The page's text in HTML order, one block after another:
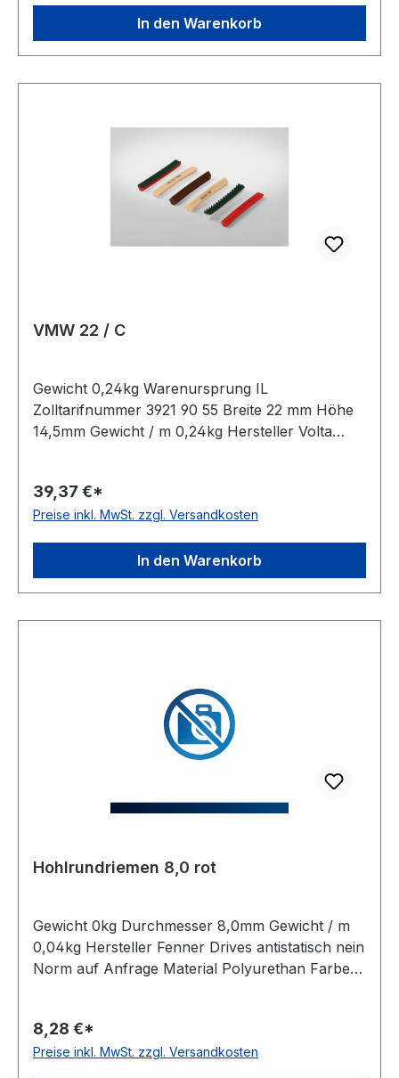
In den Warenkorb
VMW 22 / C
Gewicht 0,24kg Warenursprung IL
Zolltarifnummer 3921 90 55 Breite 22 mm Höhe
14,5mm Gewicht / m 0,24kg Hersteller Volta
FDA-Zulassung ja Zugstrang Polyester
Shorehärte 95° Shore A
39,37 €*
Preise inkl. MwSt. zzgl. Versandkosten
In den Warenkorb
Hohlrundriemen 8,0 rot
Gewicht 0kg Durchmesser 8,0mm Gewicht / m
0,04kg Hersteller Fenner Drives antistatisch nein
Norm auf Anfrage Material Polyurethan Farbe
8,28 €*
Preise inkl. MwSt. zzgl. Versandkosten